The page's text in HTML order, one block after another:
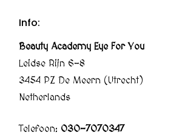
Info:
Beauty Academy Eye For You
Leidse Rijn 6-8
3454 PZ De Meern (Utrecht)
Netherlands
Telefoon: 030-7070347